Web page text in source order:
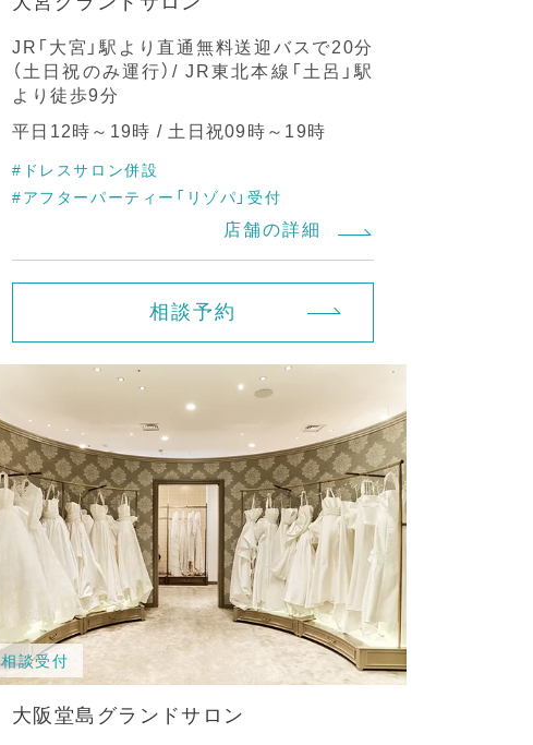
JR「大宮」駅より直通無料送迎バスで20分
（土日祝のみ運行）/ JR東北本線「土呂」駅
より徒歩9分
平日12時～19時 / 土日祝09時～19時
#ドレスサロン併設
#アフターパーティー「リゾパ」受付
店舗の詳細
相談予約
相談受付
大阪堂島グランドサロン